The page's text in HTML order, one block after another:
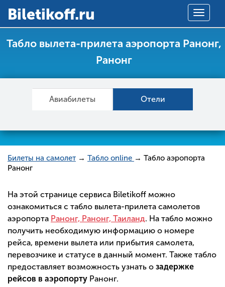
Toggle
Вiletikoff.ru
Табло вылета-прилета аэропорта Ранонг,
Ранонг
Авиабилеты Отели
Билеты на самолет → Табло online → Табло аэропорта
Ранонг
На этой странице сервиса Biletikoff можно
ознакомиться с табло вылета-прилета самолетов
аэропорта Ранонг, Ранонг, Таиланд. На табло можно
получить необходимую информацию о номере
рейса, времени вылета или прибытия самолета,
перевозчике и статусе в данный момент. Также табло
предоставляет возможность узнать о задержке
рейсов в аэропорту Ранонг.